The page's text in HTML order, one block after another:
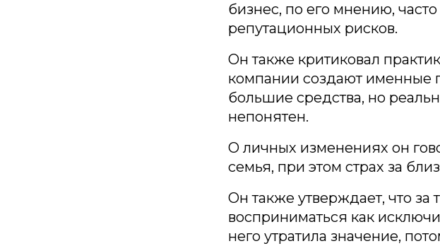
бизнес, по его мнению,
репутационных рисков.
Он также критиковал
компании создают именные
большие средства, но
непонятен.
О личных изменениях он
семья, при этом страх за
Он также утверждает, что за
восприниматься как
него утратила значение,